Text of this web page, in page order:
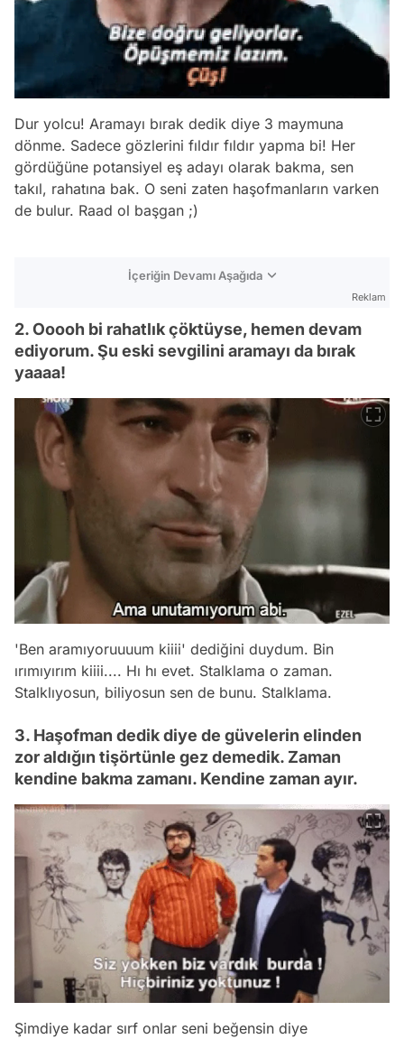
Dur yolcu! Aramayı bırak dedik diye 3 maymuna
dönme. Sadece gözlerini fıldır fıldır yapma bi! Her
gördüğüne potansiyel eş adayı olarak bakma, sen
takıl, rahatına bak. O seni zaten haşofmanların varken
de bulur. Raad ol başgan ;)
İçeriğin Devamı Aşağıda
Reklam
2. Ooooh bi rahatlık çöktüyse, hemen devam
ediyorum. Şu eski sevgilini aramayı da bırak
yaaaa!
'Ben aramıyoruuuum kiiii' dediğini duydum. Bin
ırımıyırım kiiii.... Hı hı evet. Stalklama o zaman.
Stalklıyosun, biliyosun sen de bunu. Stalklama.
3. Haşofman dedik diye de güvelerin elinden
zor aldığın tişörtünle gez demedik. Zaman
kendine bakma zamanı. Kendine zaman ayır.
Şimdiye kadar sırf onlar seni beğensin diye